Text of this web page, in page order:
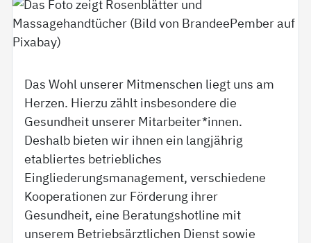
Das Wohl unserer Mitmenschen liegt uns am
Herzen. Hierzu zählt insbesondere die
Gesundheit unserer Mitarbeiter*innen.
Deshalb bieten wir ihnen ein langjährig
etabliertes betriebliches
Eingliederungsmanagement, verschiedene
Kooperationen zur Förderung ihrer
Gesundheit, eine Beratungshotline mit
unserem Betriebsärztlichen Dienst sowie